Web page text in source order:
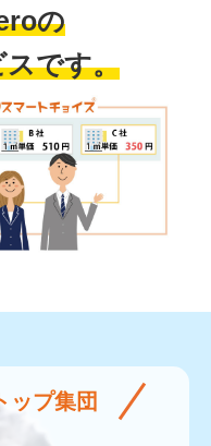
の
スです。
ップ集団